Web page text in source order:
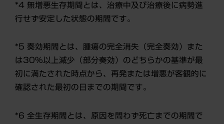
*4 無増悪生存期間とは、治療中及び治療後に病勢進
行せず安定した状態の期間です。
*5 奏効期間とは、腫瘍の完全消失（完全奏効）また
は30%以上減少（部分奏効）のどちらかの基準が最
初に満たされた時点から、再発または増悪が客観的に
確認された最初の日までの期間です。
*6 全生存期間とは、原因を問わず死亡までの期間で